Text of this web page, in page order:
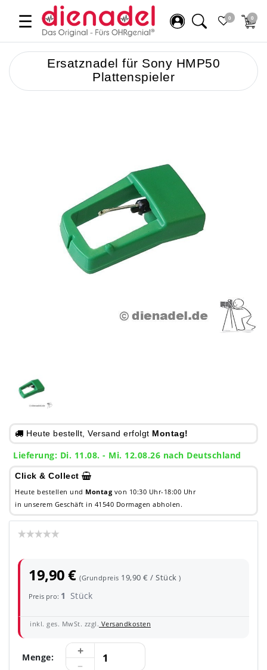
☰ 0 0
Ersatznadel für Sony HMP50
Plattenspieler
Heute bestellt, Versand erfolgt Montag!
Lieferung: Di. 11.08. - Mi. 12.08.26 nach Deutschland
Click & Collect
Heute bestellen und Montag von 10:30 Uhr-18:00 Uhr
in unserem Geschäft in 41540 Dormagen abholen.
19,90 €(Grundpreis 19,90 € / Stück)
Preis pro: 1 Stück
inkl. ges. MwSt. zzgl. Versandkosten
Menge: